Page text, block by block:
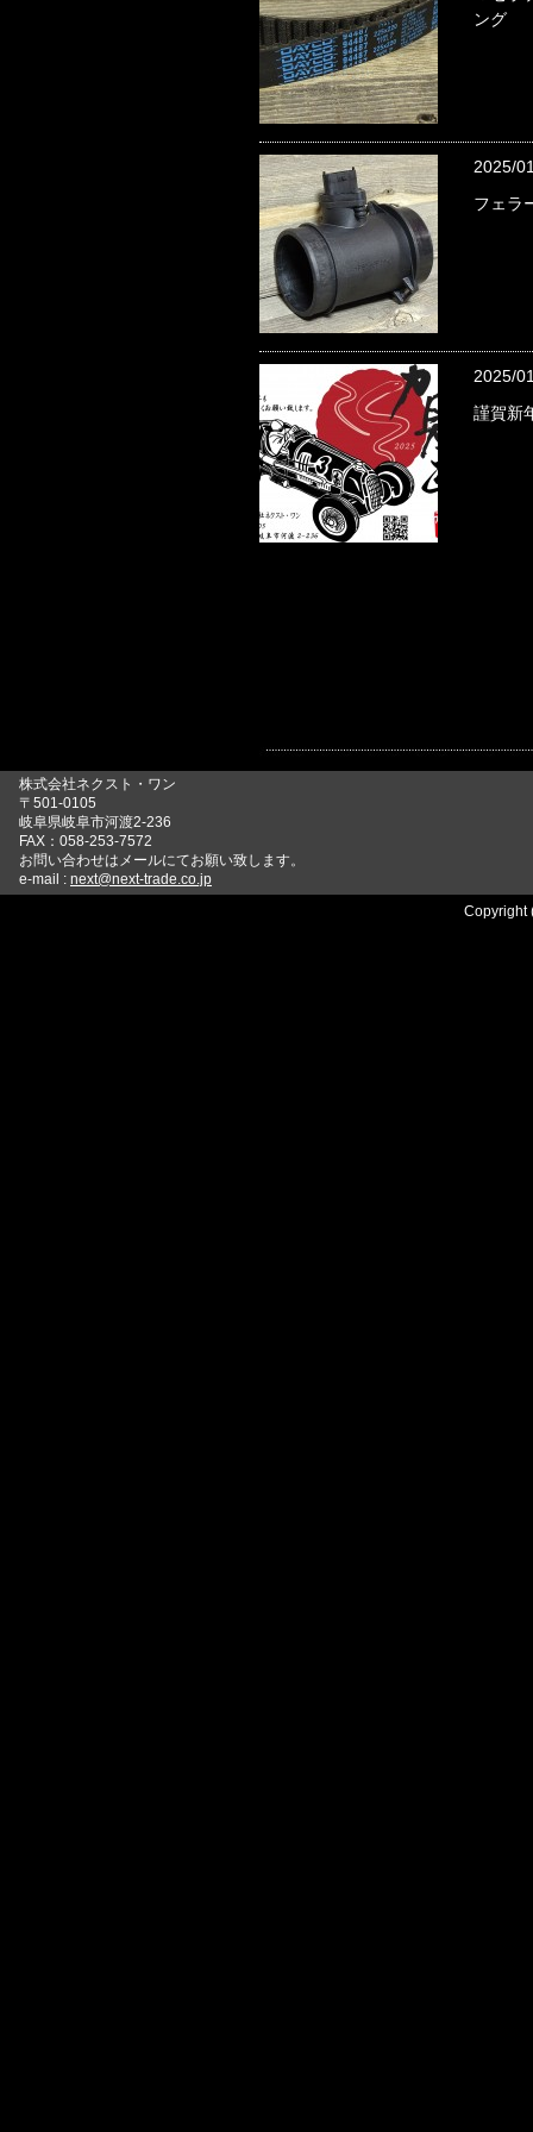
ング
2025/
フェラ
2025/
謹賀新
株式会社ネクスト・ワン
〒501-0105
岐阜県岐阜市河渡2-236
FAX：058-253-7572
お問い合わせはメールにてお願い致します。
e-mail : next@next-trade.co.jp
Copyright